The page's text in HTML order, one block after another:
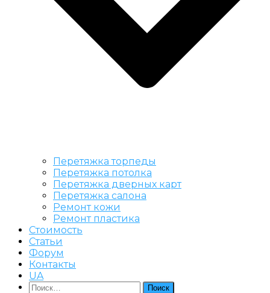
Перетяжка торпеды
Перетяжка потолка
Перетяжка дверных карт
Перетяжка салона
Ремонт кожи
Ремонт пластика
Стоимость
Статьи
Форум
Контакты
UA
Найти: